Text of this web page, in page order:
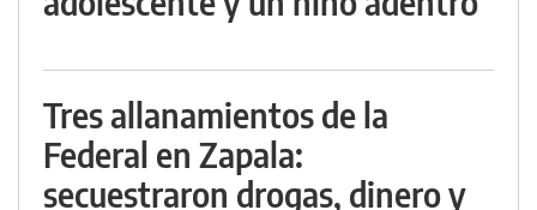
Tres allanamientos de la
Federal en Zapala:
secuestraron drogas, dinero y